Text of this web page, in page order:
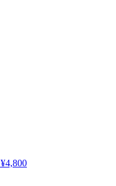
¥4,800